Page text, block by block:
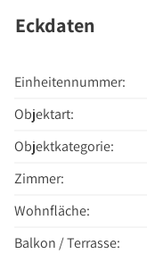
News
Ratgeber
Über Uns
Unternehmen
Team
Kundenbewertungen
Stellenangebote
Eckdaten
Einheitennummer:
Objektart:
Objektkategorie:
Zimmer:
Wohnfläche:
Balkon / Terrasse: